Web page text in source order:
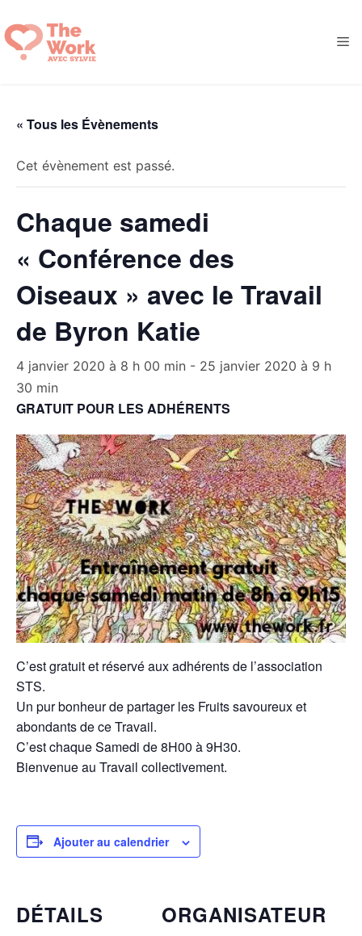
au
contenu
« Tous les Évènements
Cet évènement est passé.
Chaque samedi
« Conférence des
Oiseaux » avec le Travail
de Byron Katie
4 janvier 2020 à 8 h 00 min - 25 janvier 2020 à 9 h
30 min
GRATUIT POUR LES ADHÉRENTS
C’est gratuit et réservé aux adhérents de l’association
STS.
Un pur bonheur de partager les Fruits savoureux et
abondants de ce Travail.
C’est chaque Samedi de 8H00 à 9H30.
Bienvenue au Travail collectivement.
Ajouter au calendrier
DÉTAILS ORGANISATEUR